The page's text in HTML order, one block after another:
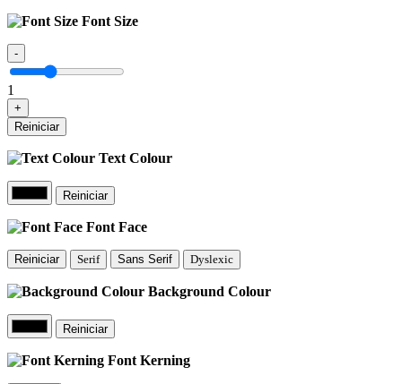
Font Size
-
1
+
Reiniciar
Text Colour
Reiniciar
Font Face
Reiniciar Serif Sans Serif Dyslexic
Background Colour
Reiniciar
Font Kerning